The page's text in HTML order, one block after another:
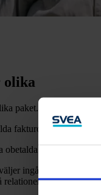
olika
paket. Ett Baspaket
fakturor i Sverige
obetalda fakturor både i
ingår alltid en eller
relationen mellan dig